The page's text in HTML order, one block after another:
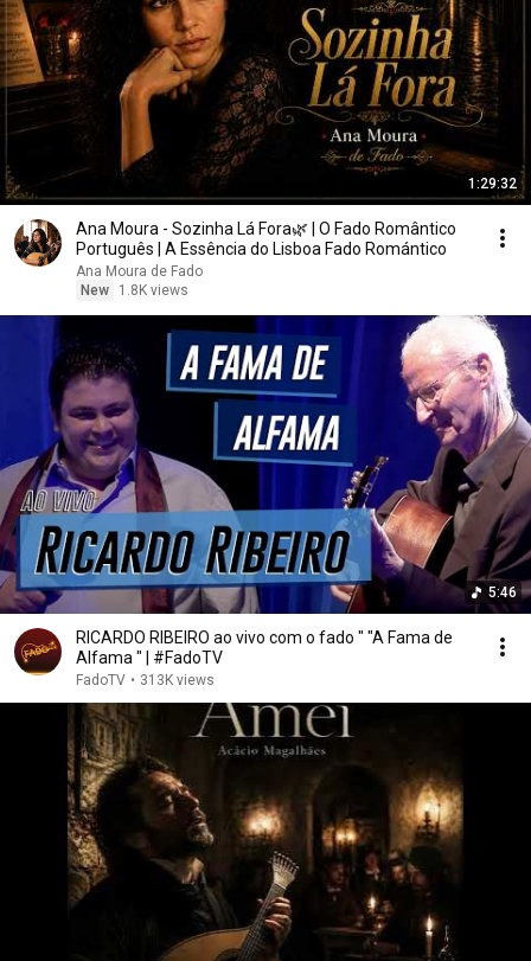
1:29:32
Ana Moura - Sozinha Lá Fora🌿 | O Fado Romântico
Português | A Essência do Lisboa Fado Romántico
Ana Moura de Fado
New
1.8K views
5:46
RICARDO RIBEIRO ao vivo com o fado " "A Fama de
Alfama " | #FadoTV
FadoTV • 313K views